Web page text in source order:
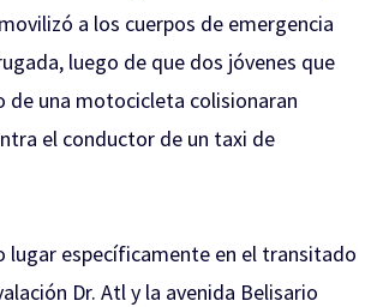
a los cuerpos de emergencia
luego de que dos jóvenes que
de una motocicleta colisionaran
el conductor de un taxi de
lugar específicamente en el transitado
Dr. Atl y la avenida Belisario